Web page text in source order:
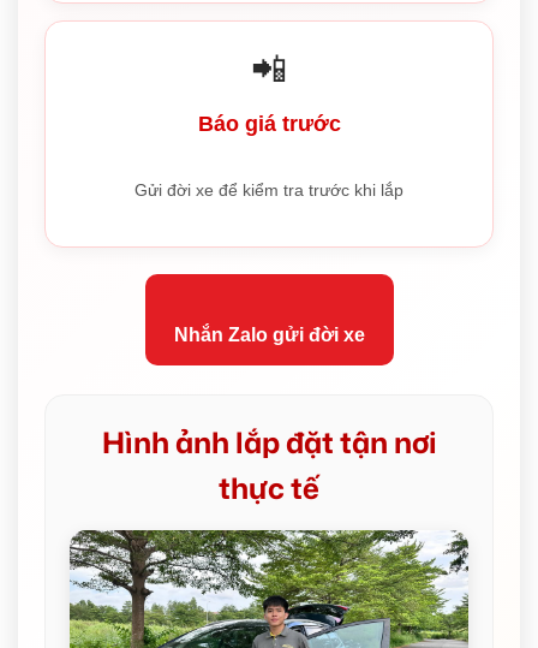
📲
Báo giá trước
Gửi đời xe để kiểm tra trước khi lắp
Nhắn Zalo gửi đời xe
Hình ảnh lắp đặt tận nơi
thực tế